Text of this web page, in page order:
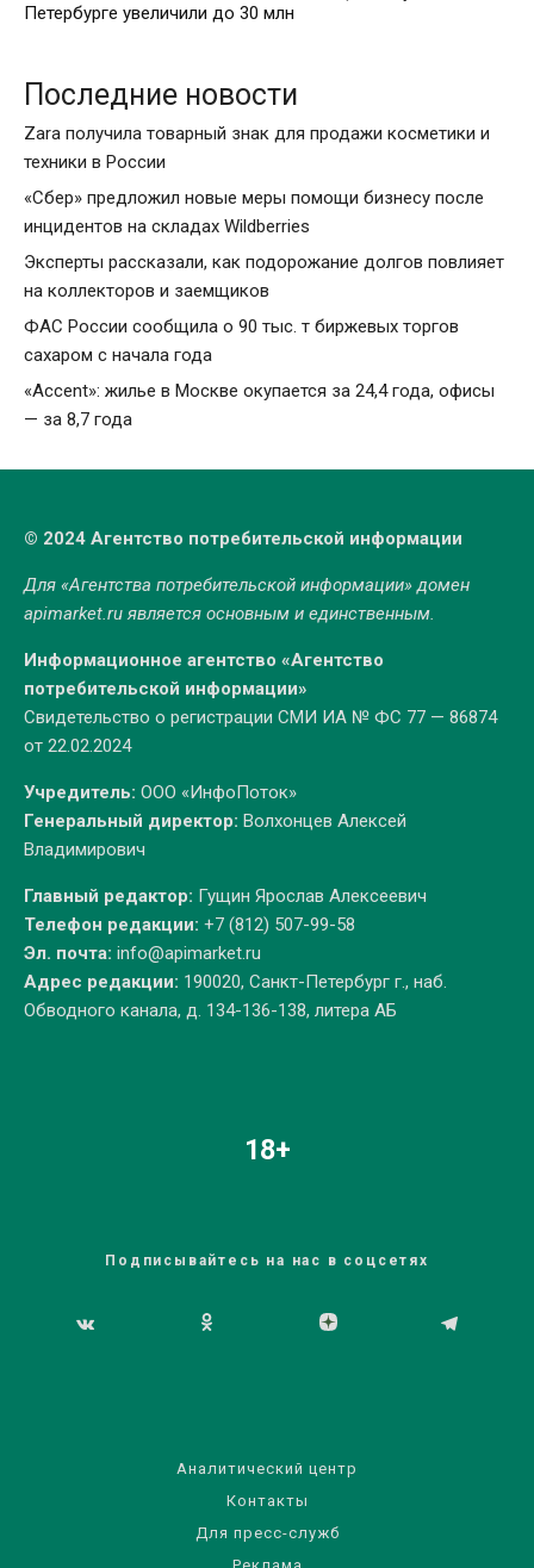
Петербурге увеличили до 30 млн
Последние новости
Zara получила товарный знак для продажи косметики и
техники в России
«Сбер» предложил новые меры помощи бизнесу после
инцидентов на складах Wildberries
Эксперты рассказали, как подорожание долгов повлияет
на коллекторов и заемщиков
ФАС России сообщила о 90 тыс. т биржевых торгов
сахаром с начала года
«Accent»: жилье в Москве окупается за 24,4 года, офисы
— за 8,7 года
© 2024 Агентство потребительской информации
Для «Агентства потребительской информации» домен
apimarket.ruявляется основным и единственным.
Информационное агентство «Агентство
потребительской информации»
Свидетельство о регистрации СМИ ИА № ФС 77 — 86874
от 22.02.2024
Учредитель: ООО «ИнфоПоток»
Генеральный директор: Волхонцев Алексей
Владимирович
Главный редактор: Гущин Ярослав Алексеевич
Телефон редакции: +7 (812) 507-99-58
Эл. почта: info@apimarket.ru
Адрес редакции: 190020, Санкт-Петербург г., наб.
Обводного канала, д. 134-136-138, литера АБ
18+
Подписывайтесь на нас в соцсетях
Аналитический центр
Контакты
Для пресс-служб